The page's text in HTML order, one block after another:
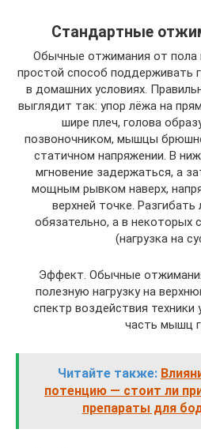
Стандартные
Обычные отжимания от
простой способ поддерживать
в домашних условиях.
выглядит так: упор лёжа на
шире плеч, голова
позвоночником, мышцы
статичном напряжении. В
мгновение задержаться, а
мощным рывком наверх,
верхней точке.
обязательно, а в некоторых
(нагрузка на
Эффект. Обычные
полезную нагрузку на
спектр воздействия техники
часть мышц
Читайте также:
потенцию — стоит ли
препараты для